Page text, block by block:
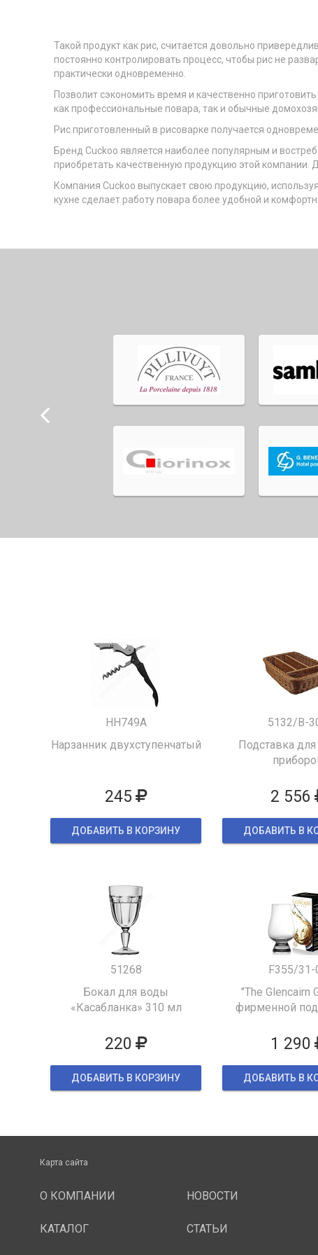
Такой продукт как рис, считается довольно
постоянно контролировать процесс, чтобы рис не
практически одновременно.
Позволит сэкономить время и качественно приготовить
как профессиональные повара, так и обычные
Рис приготовленный в рисоварке получается
Бренд Cuckoo является наиболее популярным и
приобретать качественную продукцию этой компании.
Компания Cuckoo выпускает свою продукцию,
кухне сделает работу повара более удобной и
HH749A
Нарзанник двухступенчатый
245
ДОБАВИТЬ В КОРЗИНУ
5132/B-
Подставка для
2 556
ДОБАВИТЬ В
51268
Бокал для воды
«Касабланка» 310 мл
220
ДОБАВИТЬ В КОРЗИНУ
F355/31-
"The Glencairn
фирменной
1 290
ДОБАВИТЬ В
Карта сайта
О КОМПАНИИ
КАТАЛОГ
НОВОСТИ
СТАТЬИ